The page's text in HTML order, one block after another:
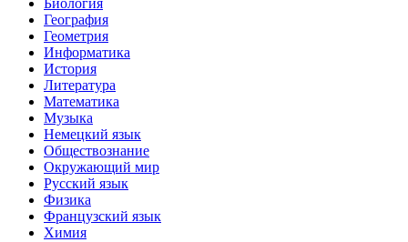
Биология
География
Геометрия
Информатика
История
Литература
Математика
Музыка
Немецкий язык
Обществознание
Окружающий мир
Русский язык
Физика
Французский язык
Химия